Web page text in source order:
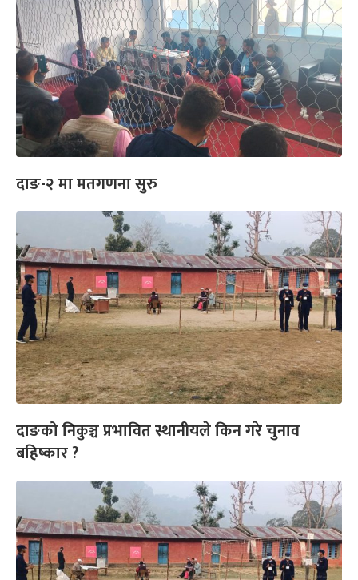
दाङ-२ मा मतगणना सुरु
दाङको निकुञ्च प्रभावित स्थानीयले किन गरे चुनाव
बहिष्कार ?